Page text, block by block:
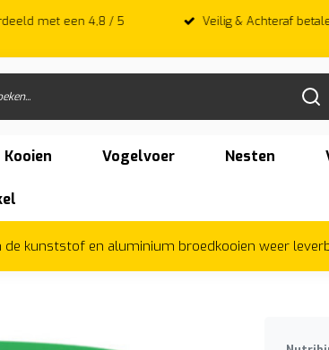
4,8 / 5 Veilig & Achteraf betalen met
Kooien Vogelvoer Nesten
de kunststof en aluminium broedkooien weer